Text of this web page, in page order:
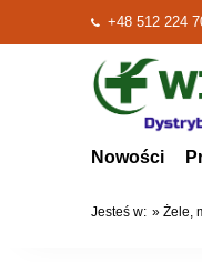
+48 512 224
Nowości
Jesteś w: » Żele,